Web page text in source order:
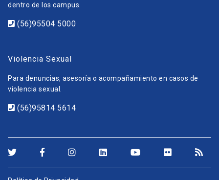
dentro de los campus.
(56)95504 5000
Violencia Sexual
Para denuncias, asesoría o acompañamiento en casos de
violencia sexual.
(56)95814 5614